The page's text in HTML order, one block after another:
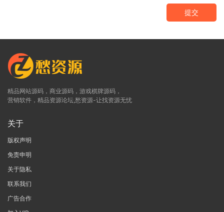
提交
精品网站源码，商业源码，游戏棋牌源码，
营销软件，精品资源论坛,愁资源-让找资源无忧
关于
版权声明
免责申明
关于隐私
联系我们
广告合作